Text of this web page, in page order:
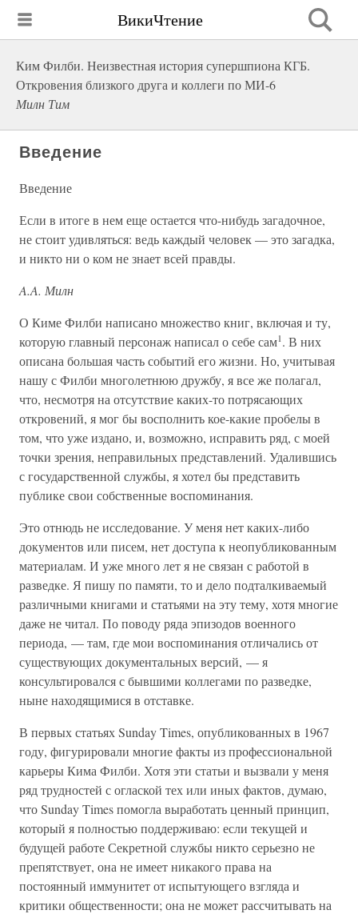
ВикиЧтение
Ким Филби. Неизвестная история супершпиона КГБ.
Откровения близкого друга и коллеги по МИ-6
Милн Тим
Введение
Введение
Если в итоге в нем еще остается что-нибудь загадочное,
не стоит удивляться: ведь каждый человек — это загадка,
и никто ни о ком не знает всей правды.
A.A. Милн
О Киме Филби написано множество книг, включая и ту,
которую главный персонаж написал о себе сам1. В них
описана большая часть событий его жизни. Но, учитывая
нашу с Филби многолетнюю дружбу, я все же полагал,
что, несмотря на отсутствие каких-то потрясающих
откровений, я мог бы восполнить кое-какие пробелы в
том, что уже издано, и, возможно, исправить ряд, с моей
точки зрения, неправильных представлений. Удалившись
с государственной службы, я хотел бы представить
публике свои собственные воспоминания.
Это отнюдь не исследование. У меня нет каких-либо
документов или писем, нет доступа к неопубликованным
материалам. И уже много лет я не связан с работой в
разведке. Я пишу по памяти, то и дело подталкиваемый
различными книгами и статьями на эту тему, хотя многие
даже не читал. По поводу ряда эпизодов военного
периода, — там, где мои воспоминания отличались от
существующих документальных версий, — я
консультировался с бывшими коллегами по разведке,
ныне находящимися в отставке.
В первых статьях Sunday Times, опубликованных в 1967
году, фигурировали многие факты из профессиональной
карьеры Кима Филби. Хотя эти статьи и вызвали у меня
ряд трудностей с оглаской тех или иных фактов, думаю,
что Sunday Times помогла выработать ценный принцип,
который я полностью поддерживаю: если текущей и
будущей работе Секретной службы никто серьезно не
препятствует, она не имеет никакого права на
постоянный иммунитет от испытующего взгляда и
критики общественности; она не может рассчитывать на